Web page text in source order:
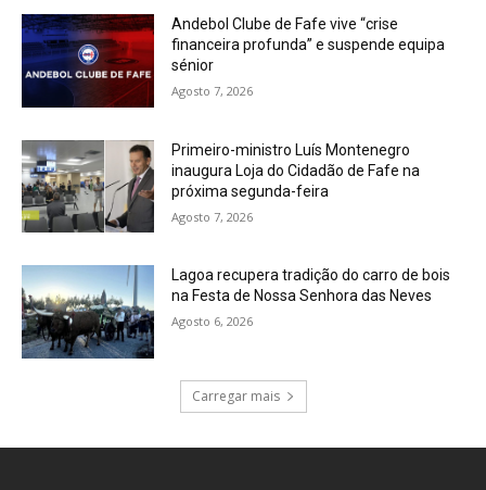
Andebol Clube de Fafe vive “crise
financeira profunda” e suspende equipa
sénior
Agosto 7, 2026
Primeiro-ministro Luís Montenegro
inaugura Loja do Cidadão de Fafe na
próxima segunda-feira
Agosto 7, 2026
Lagoa recupera tradição do carro de bois
na Festa de Nossa Senhora das Neves
Agosto 6, 2026
Carregar mais